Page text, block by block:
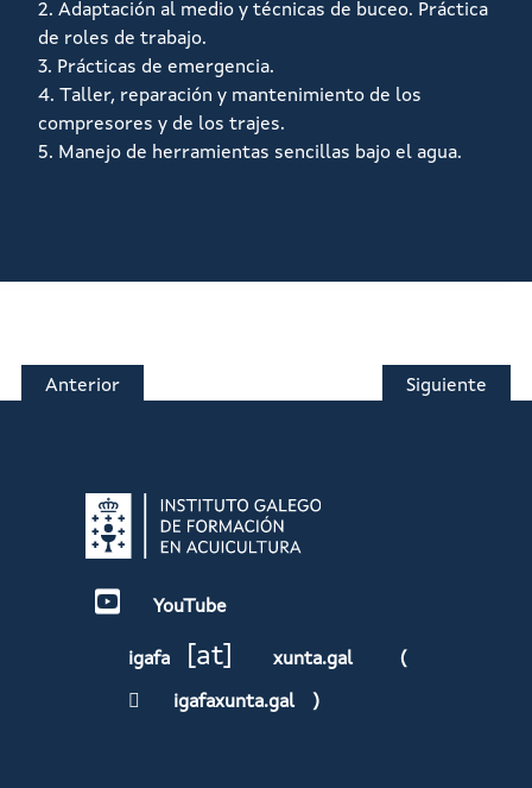
2. Adaptación al medio y técnicas de buceo. Práctica
de roles de trabajo.
3. Prácticas de emergencia.
4. Taller, reparación y mantenimiento de los
compresores y de los trajes.
5. Manejo de herramientas sencillas bajo el agua.
Anterior Siguiente
YouTube
igafa [at] xunta.gal (
igafaxunta.gal )